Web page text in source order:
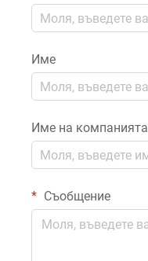
Име
Име на компанията
Съобщение